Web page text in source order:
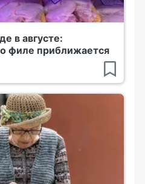
в августе:
филе приближается